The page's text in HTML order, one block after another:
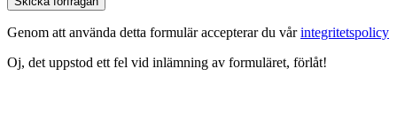
Genom att använda detta formulär accepterar du vårintegritetspolicy
Oj, det uppstod ett fel vid inlämning av formuläret, förlåt!